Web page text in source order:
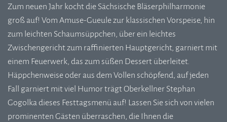
Zum neuen Jahr kocht die Sächsische Bläserphilharmonie
groß auf! Vom Amuse-Gueule zur klassischen Vorspeise, hin
zum leichten Schaumsüppchen, über ein leichtes
Zwischengericht zum raffinierten Hauptgericht, garniert mit
einem Feuerwerk, das zum süßen Dessert überleitet.
Häppchenweise oder aus dem Vollen schöpfend, auf jeden
Fall garniert mit viel Humor trägt Oberkellner Stephan
Gogolka dieses Festtagsmenü auf! Lassen Sie sich von vielen
prominenten Gästen überraschen, die Ihnen die